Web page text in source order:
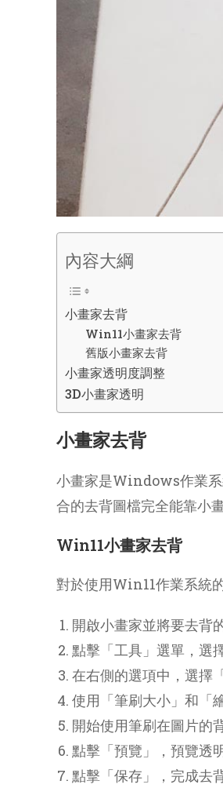
內容大綱
小畫家去背
Win11小畫家去背
舊版小畫家去背
小畫家透明度調整
3D小畫家透明
小畫家去背
小畫家是Windows作業系
合的去背圖檔完全能靠小
Win11小畫家去背
對於使用Win11作業系統
開啟小畫家並將要去背
點擊「工具」選單，選
在右側的選項中，選擇
使用「筆刷大小」和「
開始使用筆刷在圖片的
點擊「預覽」，預覽透
點擊「保存」，完成去